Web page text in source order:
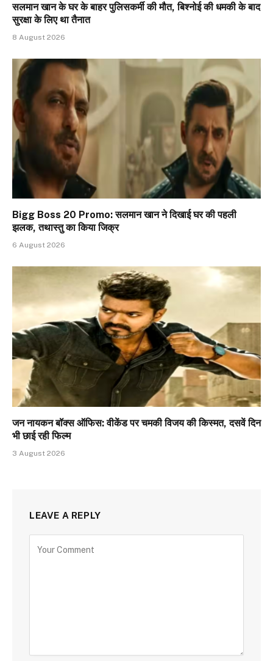
सलमान खान के घर के बाहर पुलिसकर्मी की मौत, बिश्नोई की धमकी के बाद
सुरक्षा के लिए था तैनात
8 August 2026
Bigg Boss 20 Promo: सलमान खान ने दिखाई घर की पहली
झलक, तथास्तु का किया जिक्र
6 August 2026
जन नायकन बॉक्स ऑफिस: वीकेंड पर चमकी विजय की किस्मत, दसवें दिन
भी छाई रही फिल्म
3 August 2026
LEAVE A REPLY